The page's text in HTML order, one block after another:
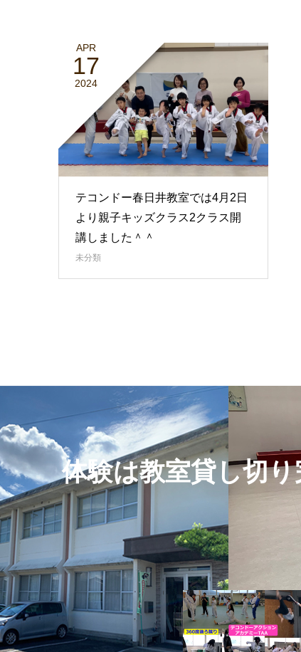
APR
17
2024
テコンドー春日井教室では4月2日
より親子キッズクラス2クラス開
講しました＾＾
未分類
体験は教室貸し切